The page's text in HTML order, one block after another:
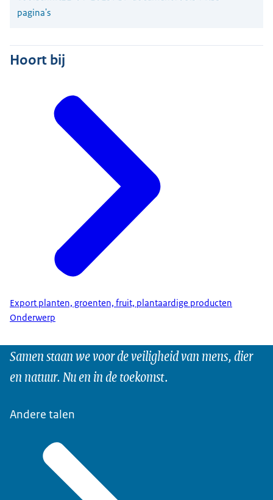
pagina's
Hoort bij
Export planten, groenten, fruit, plantaardige producten
Onderwerp
Samen staan we voor de veiligheid van mens, dier
en natuur. Nu en in de toekomst.
Andere talen